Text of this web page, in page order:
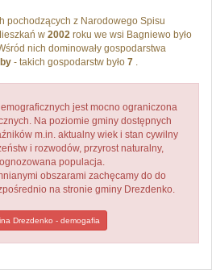
pochodzących z Narodowego Spisu
w 2002 roku we wsi Bagniewo było
nich dominowały gospodarstwa
- takich gospodarstw było 7 .
jest mocno ograniczona
Na poziomie gminy dostępnych
m.in. aktualny wiek i stan cywilny
i rozwodów, przyrost naturalny,
populacja.
obszarami zachęcamy do do
na stronie gminy Drezdenko.
Drezdenko - demogafia